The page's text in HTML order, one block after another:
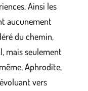
Ainsi les
aucunement
du chemin,
mais seulement
Aphrodite,
vers